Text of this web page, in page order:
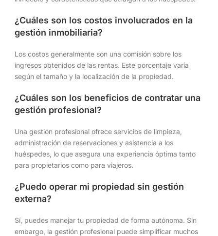
¿Cuáles son los costos involucrados en la
gestión inmobiliaria?
Los costos generalmente son una comisión sobre los
ingresos obtenidos de las rentas. Este porcentaje varía
según el tamaño y la localización de la propiedad.
¿Cuáles son los beneficios de contratar una
gestión profesional?
Una gestión profesional ofrece servicios de limpieza,
administración de reservaciones y asistencia a los
huéspedes, lo que asegura una experiencia óptima tanto
para propietarios como para viajeros.
¿Puedo operar mi propiedad sin gestión
externa?
Sí, puedes manejar tu propiedad de forma autónoma. Sin
embargo, la gestión profesional puede simplificar muchos